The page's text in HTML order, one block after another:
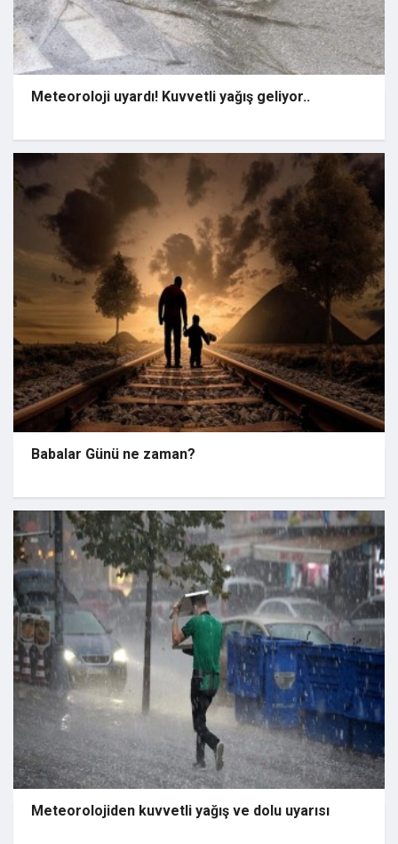
Meteoroloji uyardı! Kuvvetli yağış geliyor..
Babalar Günü ne zaman?
Meteorolojiden kuvvetli yağış ve dolu uyarısı